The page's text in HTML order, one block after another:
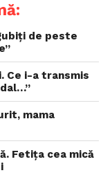
de peste
Ce i-a transmis
mama
Fetița cea mică